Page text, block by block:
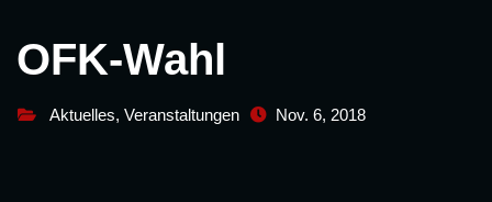
OFK-Wahl
Aktuelles, Veranstaltungen Nov. 6, 2018